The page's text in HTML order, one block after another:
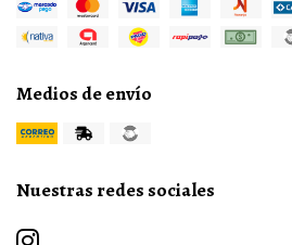
Medios de envío
Nuestras redes sociales